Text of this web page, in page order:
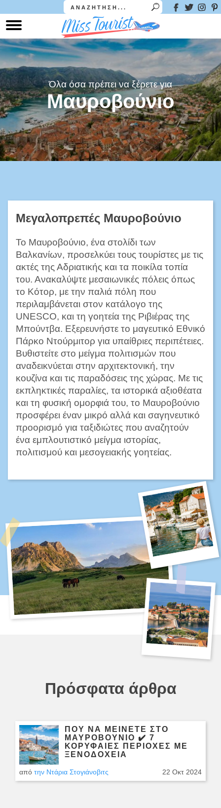
Όλα όσα πρέπει να ξέρετε για
Μαυροβούνιο
Μεγαλοπρεπές Μαυροβούνιο
Το Μαυροβούνιο, ένα στολίδι των
Βαλκανίων, προσελκύει τους τουρίστες με τις
ακτές της Αδριατικής και τα ποικίλα τοπία
του. Ανακαλύψτε μεσαιωνικές πόλεις όπως
το Κότορ, με την παλιά πόλη που
περιλαμβάνεται στον κατάλογο της
UNESCO, και τη γοητεία της Ριβιέρας της
Μπούντβα. Εξερευνήστε το μαγευτικό Εθνικό
Πάρκο Ντούρμιτορ για υπαίθριες περιπέτειες.
Βυθιστείτε στο μείγμα πολιτισμών που
αναδεικνύεται στην αρχιτεκτονική, την
κουζίνα και τις παραδόσεις της χώρας. Με τις
εκπληκτικές παραλίες, τα ιστορικά αξιοθέατα
και τη φυσική ομορφιά του, το Μαυροβούνιο
προσφέρει έναν μικρό αλλά και σαγηνευτικό
προορισμό για ταξιδιώτες που αναζητούν
ένα εμπλουτιστικό μείγμα ιστορίας,
πολιτισμού και μεσογειακής γοητείας.
Πρόσφατα άρθρα
ΠΟΎ ΝΑ ΜΕΊΝΕΤΕ ΣΤΟ
ΜΑΥΡΟΒΟΎΝΙΟ ✔️ 7
ΚΟΡΥΦΑΙΕΣ ΠΕΡΙΟΧΈΣ ΜΕ
ΞΕΝΟΔΟΧΕΊΑ
από την Ντάρια Στογιάνοβιτς 22 Οκτ 2024